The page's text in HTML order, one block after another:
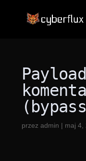
przez admin | maj 4,